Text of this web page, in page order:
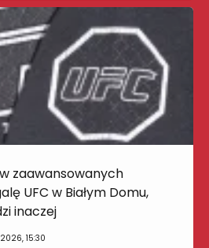
zaawansowanych
UFC w Białym Domu,
inaczej
15:30